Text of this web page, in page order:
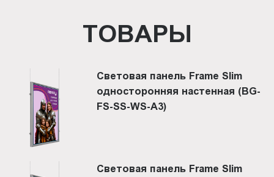
ТОВАРЫ
Световая панель Frame Slim
односторонняя настенная (BG-
FS-SS-WS-A3)
Световая панель Frame Slim